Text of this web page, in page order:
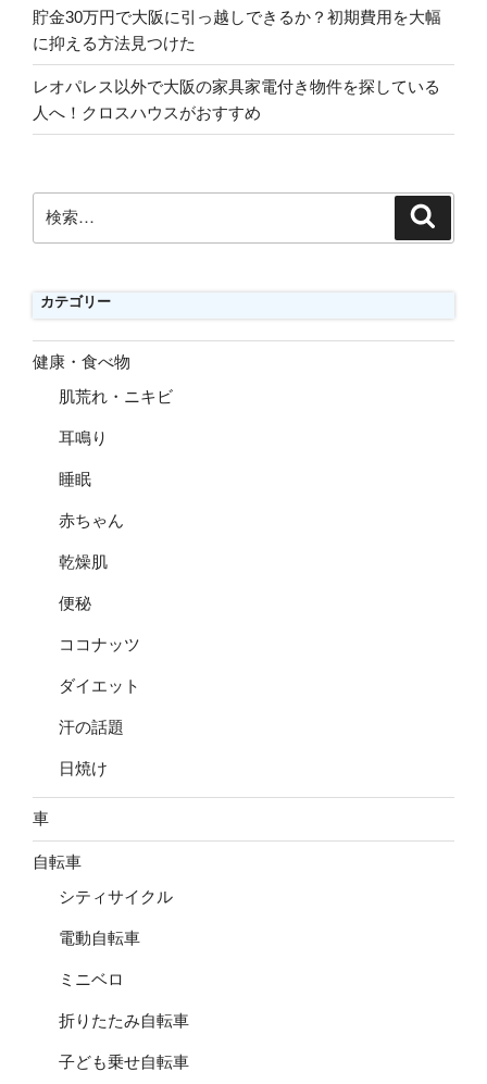
貯金30万円で大阪に引っ越しできるか？初期費用を大幅
に抑える方法見つけた
レオパレス以外で大阪の家具家電付き物件を探している
人へ！クロスハウスがおすすめ
索:
カテゴリー
健康・食べ物
肌荒れ・ニキビ
耳鳴り
睡眠
赤ちゃん
乾燥肌
便秘
ココナッツ
ダイエット
汗の話題
日焼け
車
自転車
シティサイクル
電動自転車
ミニベロ
折りたたみ自転車
子ども乗せ自転車